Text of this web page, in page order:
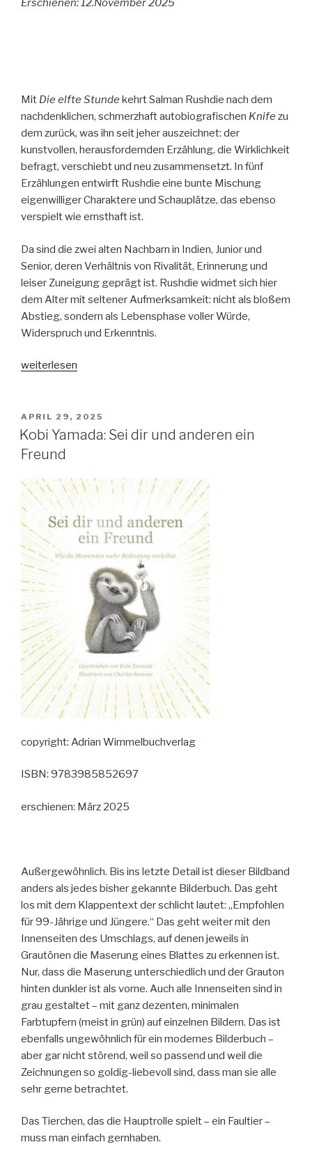
Erschienen: 12.November 2025
Mit Die elfte Stunde kehrt Salman Rushdie nach dem
nachdenklichen, schmerzhaft autobiografischen Knife zu
dem zurück, was ihn seit jeher auszeichnet: der
kunstvollen, herausfordernden Erzählung, die Wirklichkeit
befragt, verschiebt und neu zusammensetzt. In fünf
Erzählungen entwirft Rushdie eine bunte Mischung
eigenwilliger Charaktere und Schauplätze, das ebenso
verspielt wie ernsthaft ist.
Da sind die zwei alten Nachbarn in Indien, Junior und
Senior, deren Verhältnis von Rivalität, Erinnerung und
leiser Zuneigung geprägt ist. Rushdie widmet sich hier
dem Alter mit seltener Aufmerksamkeit: nicht als bloßem
Abstieg, sondern als Lebensphase voller Würde,
Widerspruch und Erkenntnis.
„Salman
elfte
Stunde“
weiterlesen
VERÖFFENTLICHT
AM
APRIL 29, 2025
Kobi Yamada: Sei dir und anderen ein
Freund
copyright: Adrian Wimmelbuchverlag
ISBN: 9783985852697
erschienen: März 2025
Außergewöhnlich. Bis ins letzte Detail ist dieser Bildband
anders als jedes bisher gekannte Bilderbuch. Das geht
los mit dem Klappentext der schlicht lautet: „Empfohlen
für 99-Jährige und Jüngere.“ Das geht weiter mit den
Innenseiten des Umschlags, auf denen jeweils in
Grautönen die Maserung eines Blattes zu erkennen ist.
Nur, dass die Maserung unterschiedlich und der Grauton
hinten dunkler ist als vorne. Auch alle Innenseiten sind in
grau gestaltet – mit ganz dezenten, minimalen
Farbtupfern (meist in grün) auf einzelnen Bildern. Das ist
ebenfalls ungewöhnlich für ein modernes Bilderbuch –
aber gar nicht störend, weil so passend und weil die
Zeichnungen so goldig-liebevoll sind, dass man sie alle
sehr gerne betrachtet.
Das Tierchen, das die Hauptrolle spielt – ein Faultier –
muss man einfach gernhaben.